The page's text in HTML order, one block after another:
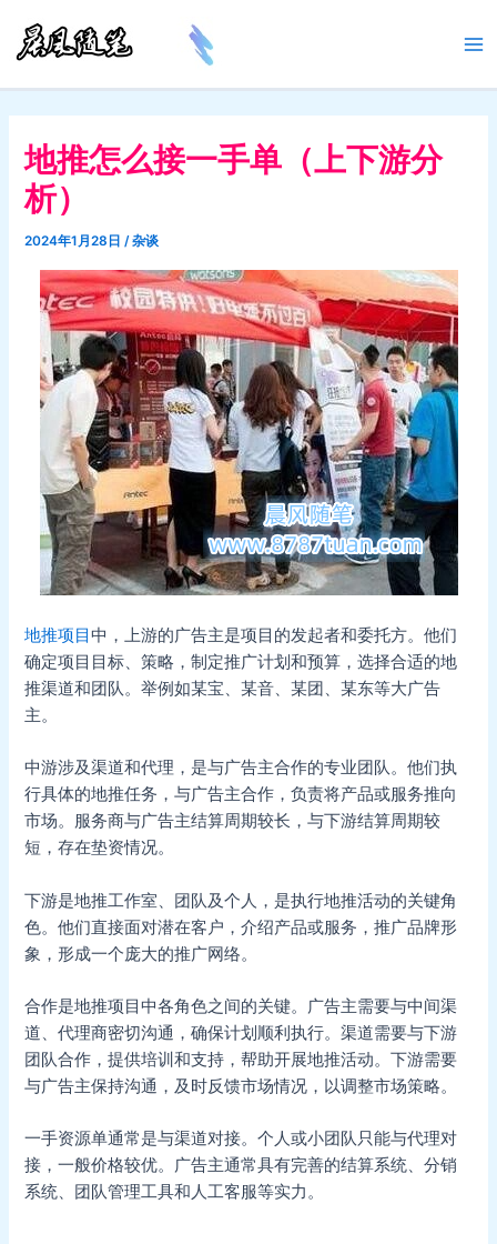
容
地推怎么接一手单（上下游分
析）
2024年1月28日/杂谈
地推项目中，上游的广告主是项目的发起者和委托方。他们
确定项目目标、策略，制定推广计划和预算，选择合适的地
推渠道和团队。举例如某宝、某音、某团、某东等大广告
主。
中游涉及渠道和代理，是与广告主合作的专业团队。他们执
行具体的地推任务，与广告主合作，负责将产品或服务推向
市场。服务商与广告主结算周期较长，与下游结算周期较
短，存在垫资情况。
下游是地推工作室、团队及个人，是执行地推活动的关键角
色。他们直接面对潜在客户，介绍产品或服务，推广品牌形
象，形成一个庞大的推广网络。
合作是地推项目中各角色之间的关键。广告主需要与中间渠
道、代理商密切沟通，确保计划顺利执行。渠道需要与下游
团队合作，提供培训和支持，帮助开展地推活动。下游需要
与广告主保持沟通，及时反馈市场情况，以调整市场策略。
一手资源单通常是与渠道对接。个人或小团队只能与代理对
接，一般价格较优。广告主通常具有完善的结算系统、分销
系统、团队管理工具和人工客服等实力。